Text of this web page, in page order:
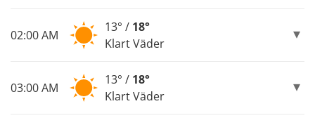
02:00 AM
13° / 18°
Klart Väder
03:00 AM
13° / 18°
Klart Väder